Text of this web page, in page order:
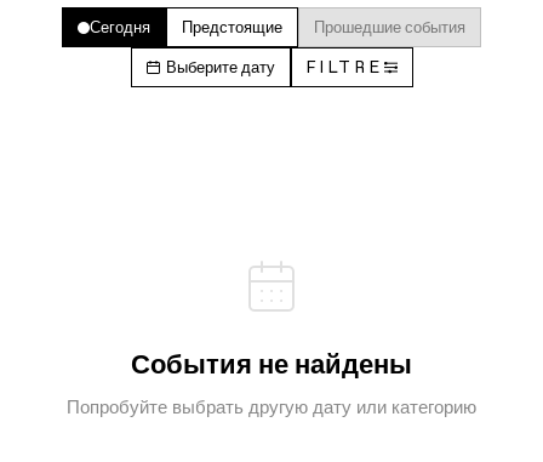
Сегодня Предстоящие Прошедшие события
Выберите дату FILTRE
События не найдены
Попробуйте выбрать другую дату или категорию